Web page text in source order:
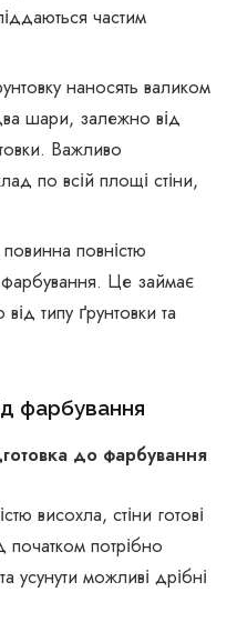
частим
наносять валиком
шари, залежно від
Важливо
по всій площі стіни,
повинна повністю
Це займає
типу ґрунтовки та
фарбування
до фарбування
висохла, стіни готові
потрібно
усунути можливі дрібні